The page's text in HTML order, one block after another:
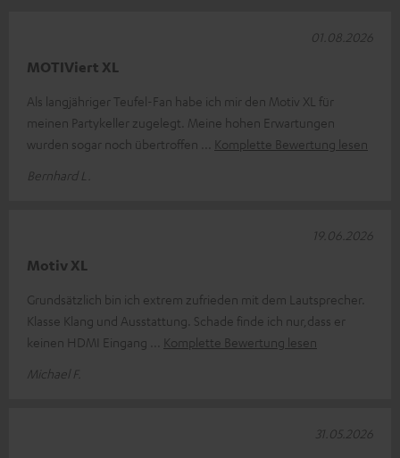
MOTIViert XL
Als langjähriger Teufel-Fan habe ich mir den Motiv XL für
meinen Partykeller zugelegt. Meine hohen Erwartungen
wurden sogar noch übertroffen
Komplette Bewertung lesen
Bernhard L.
01.08.2026
Motiv XL
Grundsätzlich bin ich extrem zufrieden mit dem Lautsprecher.
Klasse Klang und Ausstattung. Schade finde ich nur,dass er
keinen HDMI Eingang
Komplette Bewertung lesen
Michael F.
19.06.2026
31.05.2026